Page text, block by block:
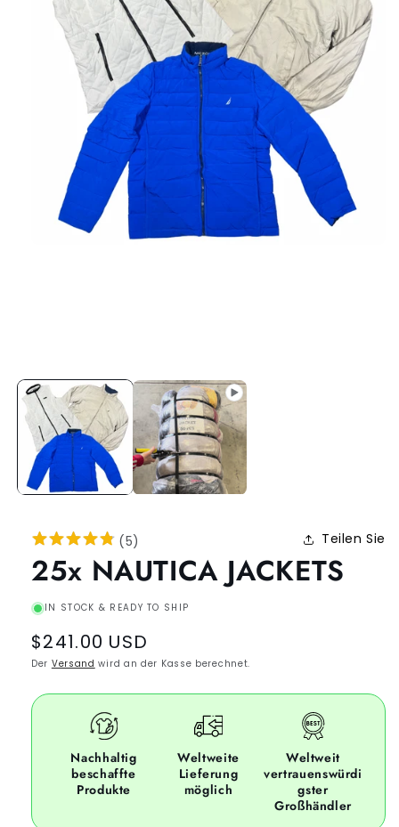
(5) Teilen Sie
25x NAUTICA JACKETS
IN STOCK & READY TO SHIP
Regular
price
$241.00 USD
Der Versand wird an der Kasse berechnet.
Nachhaltig
beschaffte
Produkte
Weltweite
Lieferung
möglich
Weltweit
vertrauenswürdi
gster
Großhändler